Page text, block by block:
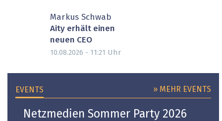
Markus Schwab
Aity erhält einen
neuen CEO
10.08.2026 - 11:21 Uhr
EVENTS » MEHR EVENTS
Netzmedien Sommer Party 2026